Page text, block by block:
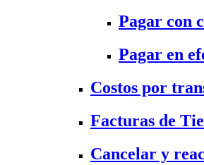
Pagar con
Pagar en
Costos por
Facturas de
Cancelar y